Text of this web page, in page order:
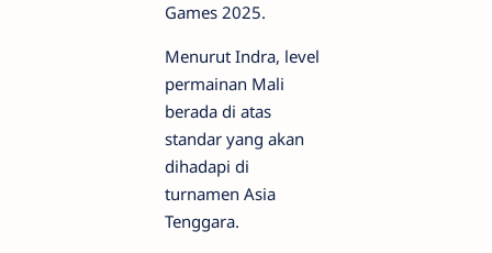
Games 2025.
Menurut Indra, level
permainan Mali
berada di atas
standar yang akan
dihadapi di
turnamen Asia
Tenggara.